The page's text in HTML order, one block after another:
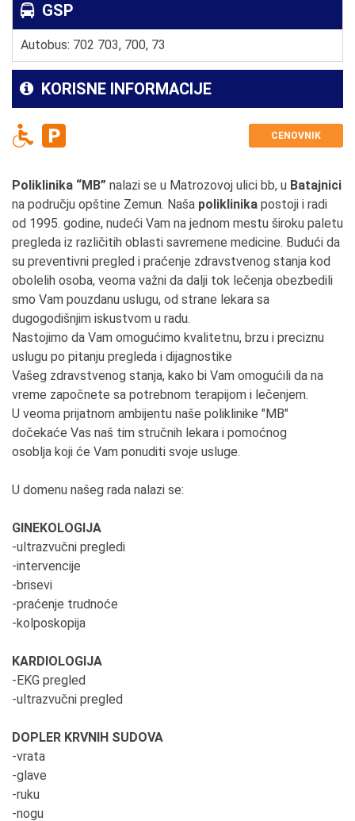
GSP
Autobus: 702 703, 700, 73
KORISNE INFORMACIJE
CENOVNIK
Poliklinika “MB” nalazi se u Matrozovoj ulici bb, u Batajnici
na području opštine Zemun. Naša poliklinika postoji i radi
od 1995. godine, nudeći Vam na jednom mestu široku paletu
pregleda iz različitih oblasti savremene medicine. Budući da
su preventivni pregled i praćenje zdravstvenog stanja kod
obolelih osoba, veoma važni da dalji tok lečenja obezbedili
smo Vam pouzdanu uslugu, od strane lekara sa
dugogodišnjim iskustvom u radu.
Nastojimo da Vam omogućimo kvalitetnu, brzu i preciznu
uslugu po pitanju pregleda i dijagnostike
Vašeg zdravstvenog stanja, kako bi Vam omogućili da na
vreme započnete sa potrebnom terapijom i lečenjem.
U veoma prijatnom ambijentu naše poliklinike "MB"
dočekaće Vas naš tim stručnih lekara i pomoćnog
osoblja koji će Vam ponuditi svoje usluge.
U domenu našeg rada nalazi se:
GINEKOLOGIJA
-ultrazvučni pregledi
-intervencije
-brisevi
-praćenje trudnoće
-kolposkopija
KARDIOLOGIJA
-EKG pregled
-ultrazvučni pregled
DOPLER KRVNIH SUDOVA
-vrata
-glave
-ruku
-nogu